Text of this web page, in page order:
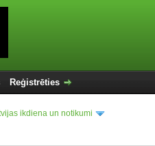
Reģistrēties
ikdiena un notikumi